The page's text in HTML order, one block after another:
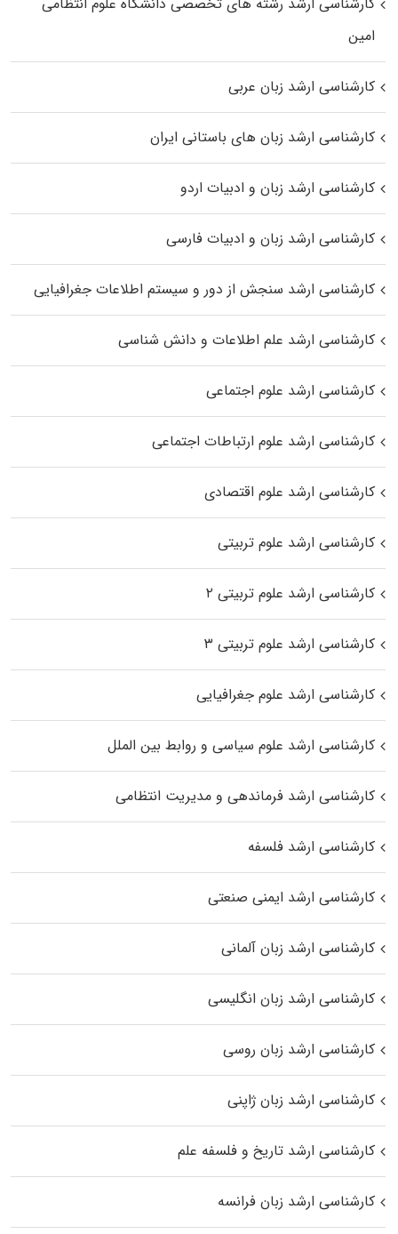
اﻣﻴﻦ
کارشناسی ارشد زبان عربی
کارشناسی ارشد زبان‌ های باستانی ایران
کارشناسی ارشد زبان و ادبیات اردو
کارشناسی ارشد زبان و ادبیات فارسی
کارشناسی ارشد سنجش از دور و سیستم اطلاعات جغرافیایی
کارشناسی ارشد علم اطلاعات و دانش شناسی
کارشناسی ارشد علوم اجتماعی
کارشناسی ارشد علوم ارتباطات اجتماعی
کارشناسی ارشد علوم اقتصادی
کارشناسی ارشد علوم تربیتی
کارشناسی ارشد علوم تربیتی ۲
کارشناسی ارشد علوم تربیتی ۳
کارشناسی ارشد علوم جغرافیایی
کارشناسی ارشد علوم سیاسی و روابط بین الملل
کارشناسی ارشد فرماندهی و مدیریت انتظامی
کارشناسی ارشد فلسفه
کارشناسی ارشد ایمنی صنعتی
کارشناسی ارشد زبان آلمانی
کارشناسی ارشد زبان انگلیسی
کارشناسی ارشد زبان روسی
کارشناسی ارشد زبان ژاپنی
کارشناسی ارشد تاریخ و فلسفه علم
کارشناسی ارشد زبان فرانسه